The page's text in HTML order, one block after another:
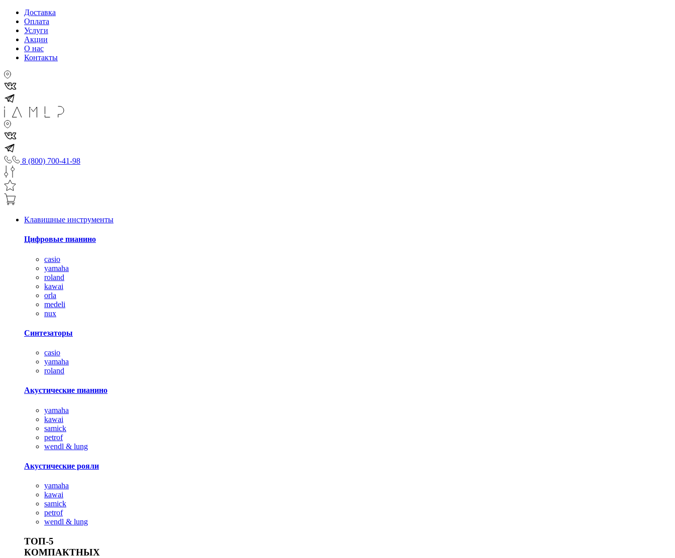
Доставка
Оплата
Услуги
Акции
О нас
Контакты
8 (800) 700-41-98
Клавишные инструменты
Цифровые пианино
casio
yamaha
roland
kawai
orla
medeli
nux
Синтезаторы
casio
yamaha
roland
Акустические пианино
yamaha
kawai
samick
petrof
wendl & lung
Акустические рояли
yamaha
kawai
samick
petrof
wendl & lung
ТОП-5
КОМПАКТНЫХ